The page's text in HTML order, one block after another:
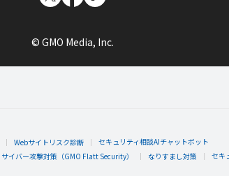
© GMO Media, Inc.
Webサイトリスク診断
セキュリティ相談AIチャットボット
サイバー攻撃対策（GMO Flatt Security） なりすまし対策 セキ